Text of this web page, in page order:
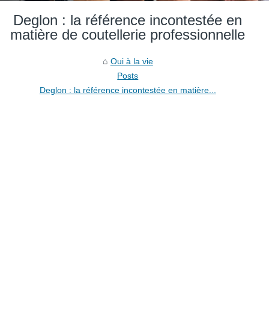
Deglon : la référence incontestée en
matière de coutellerie professionnelle
Oui à la vie
Posts
Deglon : la référence incontestée en matière...